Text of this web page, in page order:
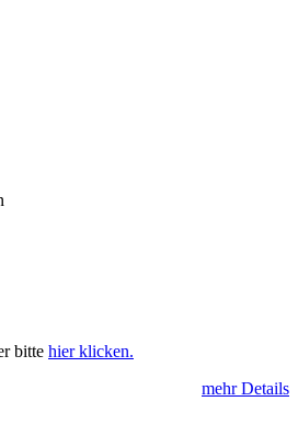
bitte hier klicken.
mehr Details